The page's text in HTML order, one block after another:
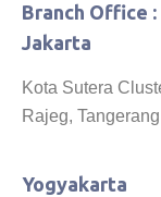
Branch Office :
Jakarta
Kota Sutera
Rajeg,
Yogyakarta